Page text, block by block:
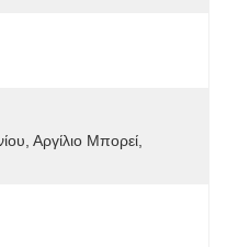
Αργίλιο Μπορεί,